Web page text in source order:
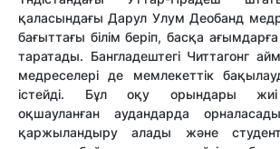
қаласындағы Дарул Улум Деобанд
бағыттағы білім беріп, басқа
таратады. Бангладештегі Читтагонг
медреселері де мемлекеттік
істейді. Бұл оқу орындары жиі
оқшауланған аудандарда
қаржыландыру алады және